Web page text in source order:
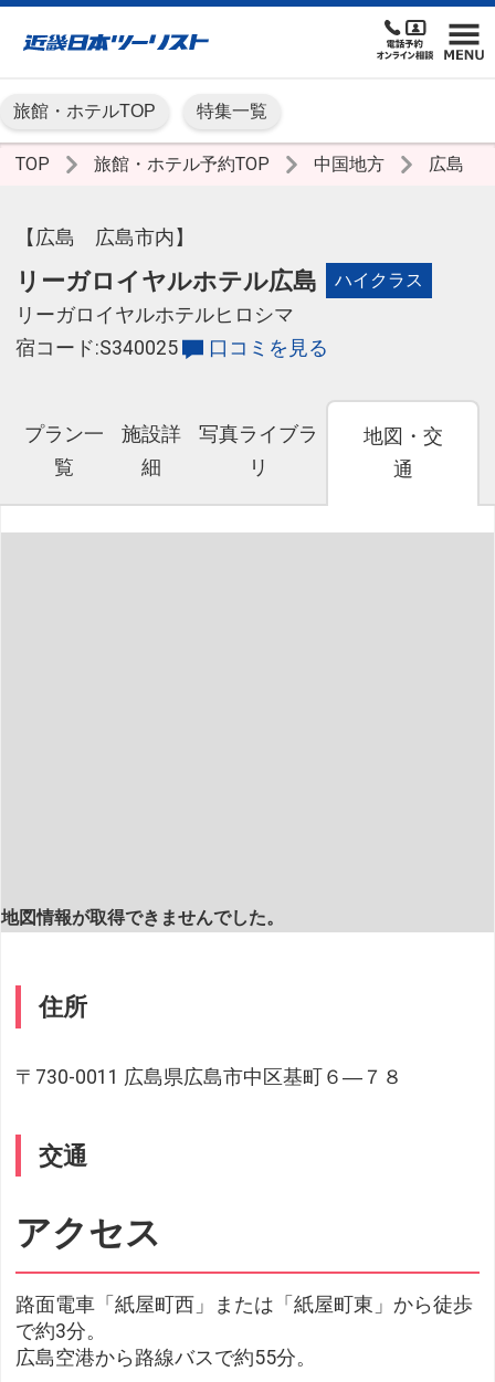
旅館・ホテルTOP 特集一覧
TOP 旅館・ホテル予約TOP 中国地方 広島
【広島 広島市内】
リーガロイヤルホテル広島 ハイクラス
リーガロイヤルホテルヒロシマ
宿コード:S340025
口コミを見る
プラン一
覧
施設詳
細
写真ライブラ
リ
地図・交
通
地図情報が取得できませんでした。
住所
〒730-0011 広島県広島市中区基町６―７８
交通
アクセス
路面電車「紙屋町西」または「紙屋町東」から徒歩
で約3分。
広島空港から路線バスで約55分。